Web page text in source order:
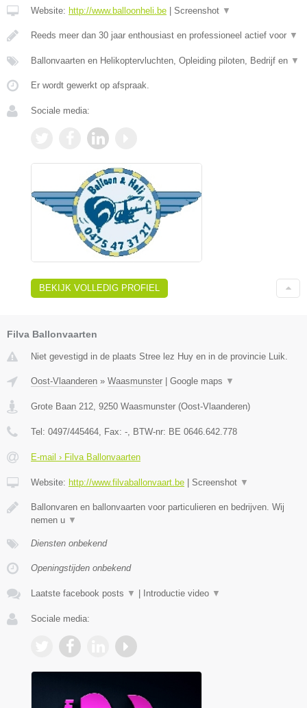
Website: http://www.balloonheli.be | Screenshot ▼
Reeds meer dan 30 jaar enthousiast en professioneel actief voor ▼
Ballonvaarten en Helikoptervluchten, Opleiding piloten, Bedrijf en ▼
Er wordt gewerkt op afspraak.
Sociale media:
BEKIJK VOLLEDIG PROFIEL
Filva Ballonvaarten
Niet gevestigd in de plaats Stree lez Huy en in de provincie Luik.
Oost-Vlaanderen » Waasmunster | Google maps ▼
Grote Baan 212 9250 Waasmunster (Oost-Vlaanderen)
Tel: 0497/445464 , Fax: - , BTW-nr: BE 0646.642.778
E-mail › Filva Ballonvaarten
Website: http://www.filvaballonvaart.be | Screenshot ▼
Ballonvaren en ballonvaarten voor particulieren en bedrijven. Wij
nemen u ▼
Diensten onbekend
Openingstijden onbekend
Laatste facebook posts ▼ | Introductie video ▼
Sociale media: